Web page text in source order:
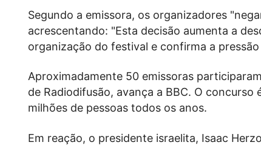
Segundo a emissora, os organizadores
acrescentando: "Esta decisão aumenta a
organização do festival e confirma a
Aproximadamente 50 emissoras
de Radiodifusão, avança a BBC. O concurso
milhões de pessoas todos os anos.
Em reação, o presidente israelita, Isaac